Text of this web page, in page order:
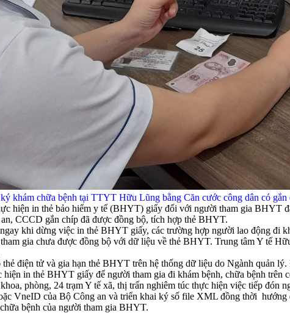
ký khám chữa bệnh tại TTYT Hữu Lũng bằng Căn cước công dân có
hiện in thẻ bảo hiểm y tế (BHYT) giấy đối với người tham gia BHYT
CCCD gắn chíp đã được đồng bộ, tích hợp thẻ BHYT.
khi dừng việc in thẻ BHYT giấy, các trường hợp người lao động đi
gia chưa được đồng bộ với dữ liệu về thẻ BHYT. Trung tâm Y tế
điện tử và gia hạn thẻ BHYT trên hệ thống dữ liệu do Ngành quản
in thẻ BHYT giấy để người tham gia đi khám bệnh, chữa bệnh trên
phòng, 24 trạm Y tế xã, thị trấn nghiêm túc thực hiện việc tiếp
VneID của Bộ Công an và triển khai ký số file XML đồng thời
bệnh của người tham gia BHYT.